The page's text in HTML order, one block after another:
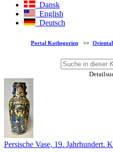
Dansk
English
Deutsch
Portal Kathegorien >>
Persische Vase, 19. Jahrhundert.